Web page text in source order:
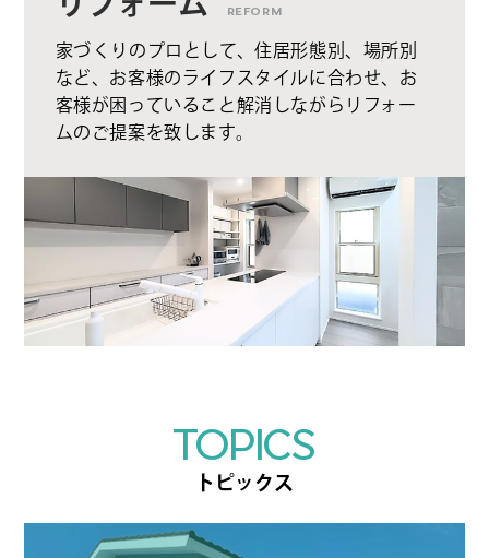
REFORM
家づくりのプロとして、住居形態別、場所別
など、お客様のライフスタイルに合わせ、お
客様が困っていること解消しながらリフォー
ムのご提案を致します。
TOPICS
トピックス